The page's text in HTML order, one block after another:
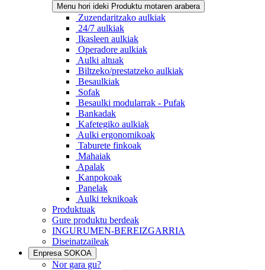
Menu hori ideki Produktu motaren arabera
Zuzendaritzako aulkiak
24/7 aulkiak
Ikasleen aulkiak
Operadore aulkiak
Aulki altuak
Biltzeko/prestatzeko aulkiak
Besaulkiak
Sofak
Besaulki modularrak - Pufak
Bankadak
Kafetegiko aulkiak
Aulki ergonomikoak
Taburete finkoak
Mahaiak
Apalak
Kanpokoak
Panelak
Aulki teknikoak
Produktuak
Gure produktu berdeak
INGURUMEN-BEREIZGARRIA
Diseinatzaileak
Enpresa SOKOA
Nor gara gu?